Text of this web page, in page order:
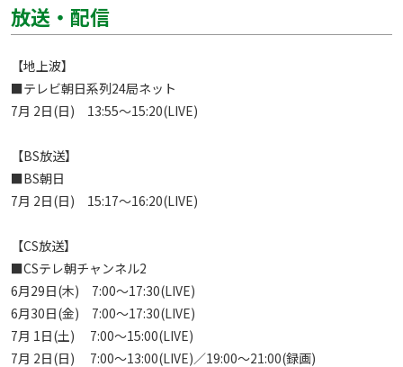
放送・配信
【地上波】
■テレビ朝日系列24局ネット
7月 2日(日)　13:55～15:20(LIVE)
【BS放送】
■BS朝日
7月 2日(日)　15:17～16:20(LIVE)
【CS放送】
■CSテレ朝チャンネル2
6月29日(木)　7:00～17:30(LIVE)
6月30日(金)　7:00～17:30(LIVE)
7月 1日(土)　 7:00～15:00(LIVE)
7月 2日(日)　 7:00～13:00(LIVE)／19:00～21:00(録画)